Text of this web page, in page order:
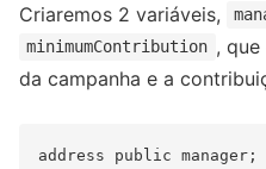
Criaremos 2 variáveis,
minimumContribution ,
da campanha e a
address public manager;